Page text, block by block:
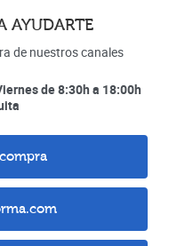
AYUDARTE
de nuestros canales
de 8:30h a 18:00h